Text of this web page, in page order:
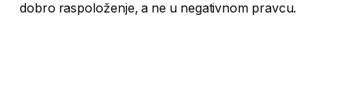
dobro raspoloženje, a ne u negativnom pravcu.